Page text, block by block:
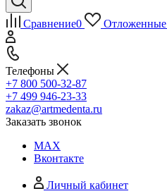
Сравнение0 Отложенные
Телефоны
+7 800 500-32-87
+7 499 946-23-33
zakaz@artmedenta.ru
Заказать звонок
MAX
Вконтакте
Личный кабинет